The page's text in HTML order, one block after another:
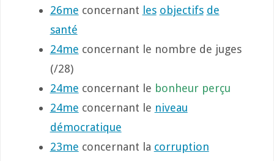
26me concernant les objectifs de
santé
24me concernant le nombre de juges
(/28)
24me concernant le bonheur perçu
24me concernant le niveau
démocratique
23me concernant la corruption